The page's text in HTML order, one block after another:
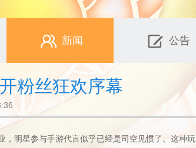
新闻 公告
粉丝狂欢序幕
，明星参与手游代言似乎已经是司空见惯了。这种玩